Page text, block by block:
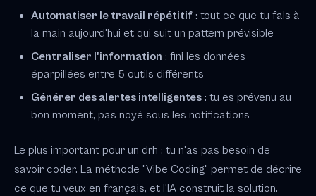
Automatiser le travail répétitif : tout ce que tu fais à
la main aujourd'hui et qui suit un pattern prévisible
Centraliser l'information : fini les données
éparpillées entre 5 outils différents
Générer des alertes intelligentes : tu es prévenu au
bon moment, pas noyé sous les notifications
Le plus important pour un drh : tu n'as pas besoin de
savoir coder. La méthode "Vibe Coding" permet de décrire
ce que tu veux en français, et l'IA construit la solution.